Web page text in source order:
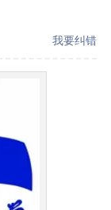
我要纠错